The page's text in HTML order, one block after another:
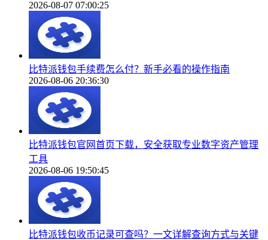
2026-08-07 07:00:25
比特派钱包手续费怎么付？新手必看的操作指南
2026-08-06 20:36:30
比特派钱包官网首页下载，安全获取专业数字资产管理
工具
2026-08-06 19:50:45
比特派钱包收币记录可查吗？一文详解查询方式与关键